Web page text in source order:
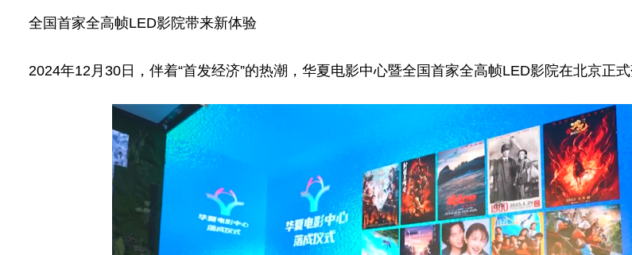
全国首家全高帧LED影院带来新体验
2024年12月30日，伴着“首发经济”的热潮，华夏电影中心暨全国首家全高帧LED影院在北京正式